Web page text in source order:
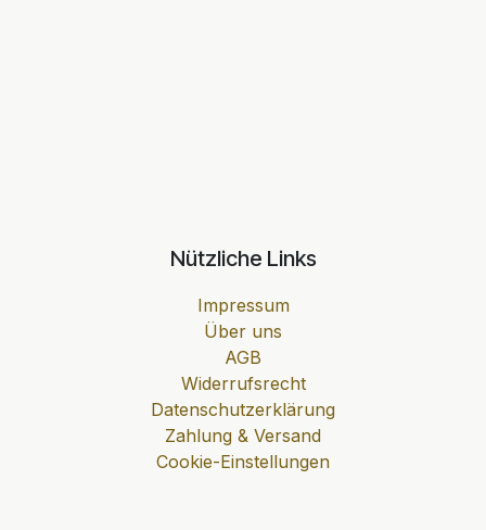
Nützliche Links
Impressum
Über uns
AGB
Widerrufsrecht
Datenschutzerklärung
Zahlung & Versand
Cookie-Einstellungen